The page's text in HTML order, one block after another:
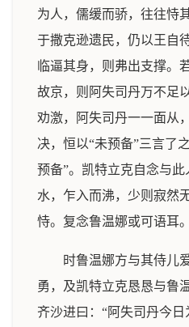
为人，儒缓而骄，往往恃
于撒克逊遗民，仍以王自
临逼其身，则弗出支撑。
故京，则阿失司丹万不足
劝激，阿失司丹一一面从
决，恒以“未预备”三言了
预备”。凯特立克自念与
水，乍入而沸，少则寂然
恃。复念鲁温娜或可语耳。
时鲁温娜方与其侍儿
勇，及凯特立克恳恳与鲁
齐沙进曰：“阿失司丹今